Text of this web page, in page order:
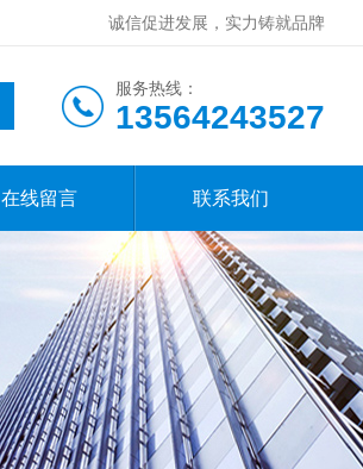
诚信促进发展，实力铸就品牌
服务热线：
13564243527
在线留言 联系我们